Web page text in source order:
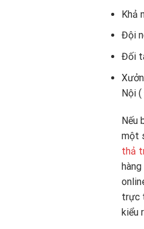
Khả
Đội
Đối
Nội (
Nếu
một
thả
trực
kiểu